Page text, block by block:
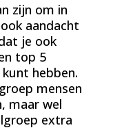
zijn om in
aandacht
je ook
top 5
hebben.
mensen
maar wel
extra